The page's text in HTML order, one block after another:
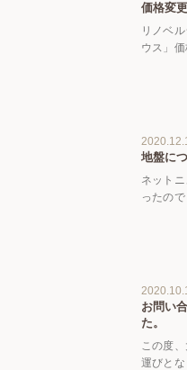
価格変更
リノベ
ウス」
地盤に
ネット
ったの
お問い
た。
この度
運びと